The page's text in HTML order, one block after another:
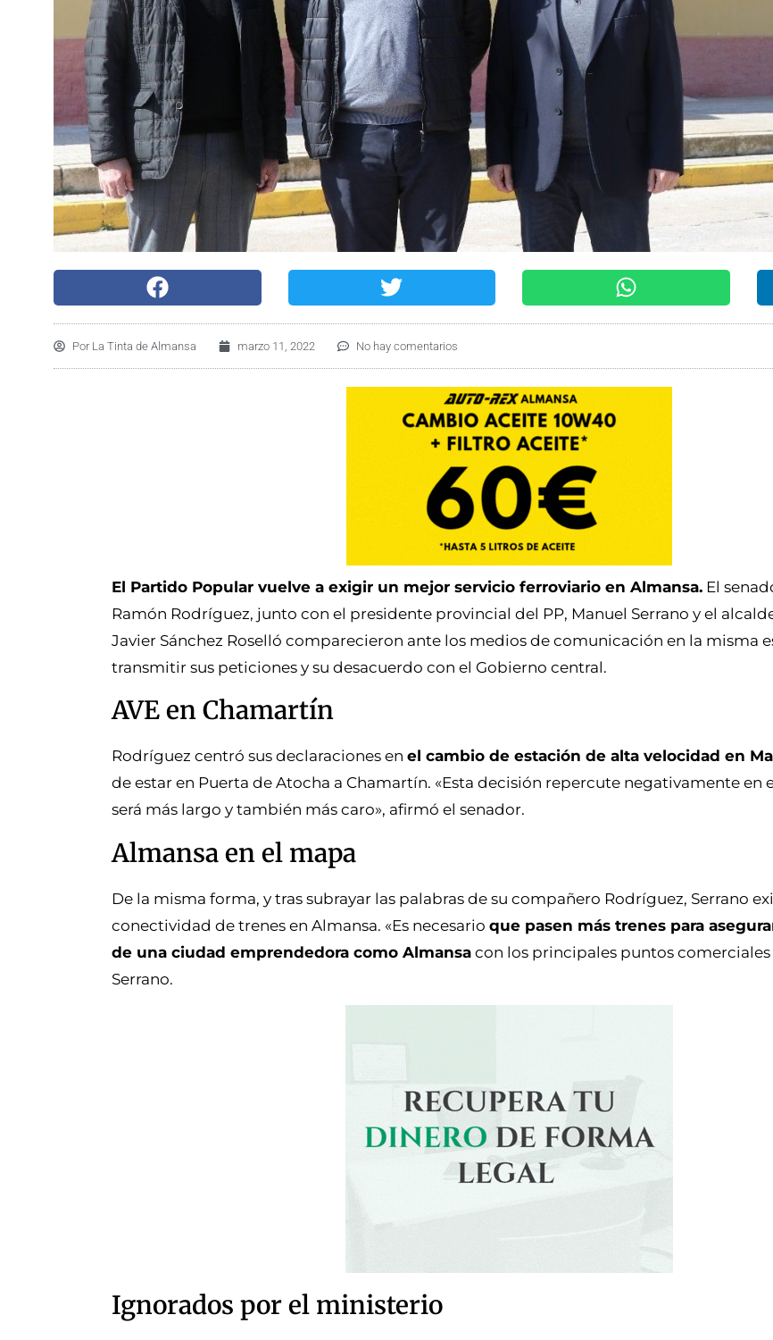
Por La Tinta de Almansa marzo 11, 2022 No hay comentarios
El Partido Popular vuelve a exigir un mejor servicio ferroviario en Almansa. El
Ramón Rodríguez, junto con el presidente provincial del PP, Manuel Serrano y el
Javier Sánchez Roselló comparecieron ante los medios de comunicación en la misma
transmitir sus peticiones y su desacuerdo con el Gobierno central.
AVE en Chamartín
Rodríguez centró sus declaraciones en el cambio de estación de alta velocidad en
de estar en Puerta de Atocha a Chamartín. «Esta decisión repercute negativamente en
será más largo y también más caro», afirmó el senador.
Almansa en el mapa
De la misma forma, y tras subrayar las palabras de su compañero Rodríguez, Serrano
conectividad de trenes en Almansa. «Es necesario que pasen más trenes para
de una ciudad emprendedora como Almansa con los principales puntos comerciales
Serrano.
Ignorados por el ministerio